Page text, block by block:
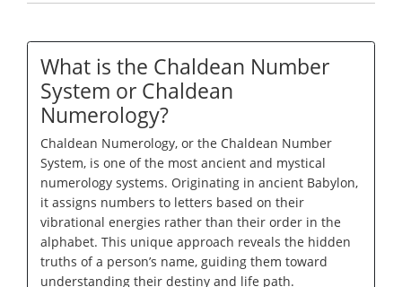
What is the Chaldean Number
System or Chaldean
Numerology?
Chaldean Numerology, or the Chaldean Number
System, is one of the most ancient and mystical
numerology systems. Originating in ancient Babylon,
it assigns numbers to letters based on their
vibrational energies rather than their order in the
alphabet. This unique approach reveals the hidden
truths of a person’s name, guiding them toward
understanding their destiny and life path.